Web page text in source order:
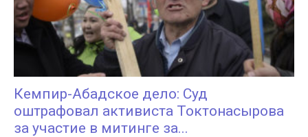
Кемпир-Абадское дело: Суд
оштрафовал активиста Токтонасырова
за участие в митинге за...